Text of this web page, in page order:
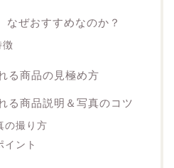
ぜおすすめなのか？
る商品の見極め方
る商品説明＆写真のコツ
の撮り方
ント